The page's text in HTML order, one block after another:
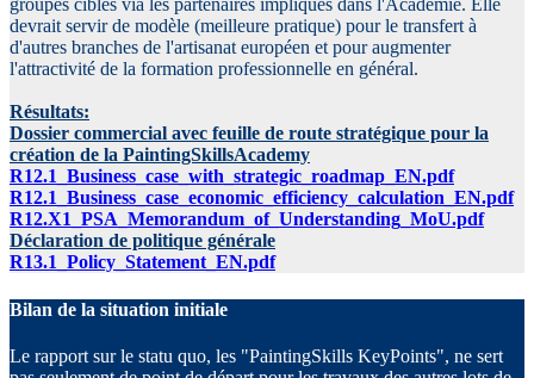
groupes cibles via les partenaires impliqués dans l'Académie. Elle
devrait servir de modèle (meilleure pratique) pour le transfert à
d'autres branches de l'artisanat européen et pour augmenter
l'attractivité de la formation professionnelle en général.
Résultats:
Dossier commercial avec feuille de route stratégique pour la
création de la PaintingSkillsAcademy
R12.1_Business_case_with_strategic_roadmap_EN.pdf
R12.1_Business_case_economic_efficiency_calculation_EN.pdf
R12.X1_PSA_Memorandum_of_Understanding_MoU.pdf
Déclaration de politique générale
R13.1_Policy_Statement_EN.pdf
Bilan de la situation initiale
Le rapport sur le statu quo, les "PaintingSkills KeyPoints", ne sert